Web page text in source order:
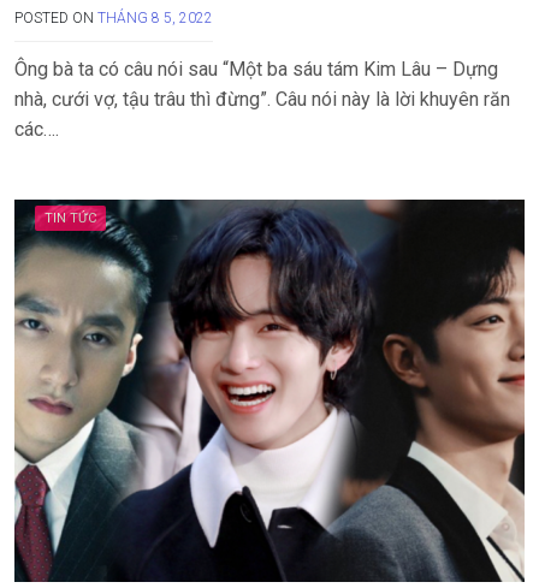
POSTED ON THÁNG 8 5, 2022
Ông bà ta có câu nói sau “Một ba sáu tám Kim Lâu – Dựng
nhà, cưới vợ, tậu trâu thì đừng”. Câu nói này là lời khuyên răn
các….
TIN TỨC